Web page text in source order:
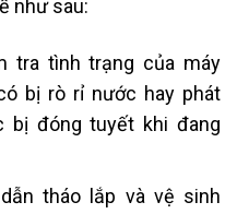
như sau:
tra tình trạng của máy
bị rò rỉ nước hay phát
bị đóng tuyết khi đang
tháo lắp và vệ sinh